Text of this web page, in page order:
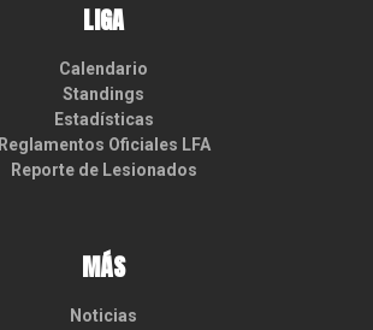
LIGA
Calendario
Standings
Estadísticas
Reglamentos Oficiales LFA
Reporte de Lesionados
MÁS
Noticias